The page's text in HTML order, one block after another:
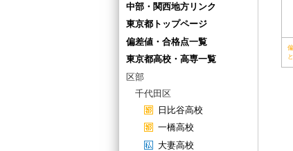
中部・関西地方リンク
東京都トップページ
偏差値・合格点一覧
東京都高校・高専一覧
区部
千代田区
日比谷高校
一橋高校
大妻高校